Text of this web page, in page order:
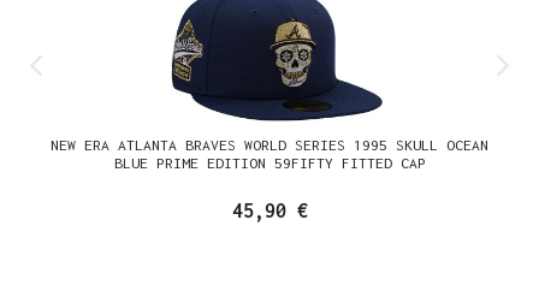
NEW ERA ATLANTA BRAVES WORLD SERIES 1995 SKULL OCEAN
BLUE PRIME EDITION 59FIFTY FITTED CAP
45,90 €